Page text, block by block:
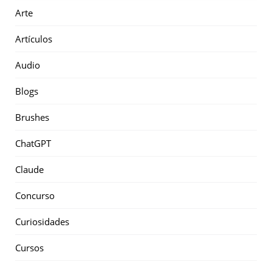
Arte
Artículos
Audio
Blogs
Brushes
ChatGPT
Claude
Concurso
Curiosidades
Cursos